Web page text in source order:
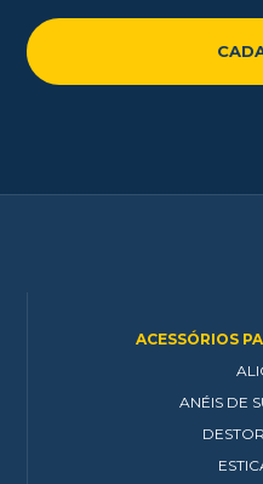
ACESSÓRIOS
ANÉIS DE